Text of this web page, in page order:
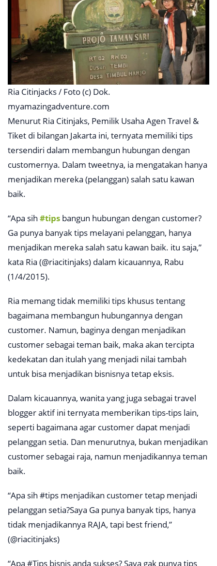
Ria Citinjacks / Foto (c) Dok.
myamazingadventure.com
Menurut Ria Citinjaks, Pemilik Usaha Agen Travel &
Tiket di bilangan Jakarta ini, ternyata memiliki tips
tersendiri dalam membangun hubungan dengan
customernya. Dalam tweetnya, ia mengatakan hanya
menjadikan mereka (pelanggan) salah satu kawan
baik.
“Apa sih #tips bangun hubungan dengan customer?
Ga punya banyak tips melayani pelanggan, hanya
menjadikan mereka salah satu kawan baik. itu saja,”
kata Ria (@riacitinjaks) dalam kicauannya, Rabu
(1/4/2015).
Ria memang tidak memiliki tips khusus tentang
bagaimana membangun hubungannya dengan
customer. Namun, baginya dengan menjadikan
customer sebagai teman baik, maka akan tercipta
kedekatan dan itulah yang menjadi nilai tambah
untuk bisa menjadikan bisnisnya tetap eksis.
Dalam kicauannya, wanita yang juga sebagai travel
blogger aktif ini ternyata memberikan tips-tips lain,
seperti bagaimana agar customer dapat menjadi
pelanggan setia. Dan menurutnya, bukan menjadikan
customer sebagai raja, namun menjadikannya teman
baik.
“Apa sih #tips menjadikan customer tetap menjadi
pelanggan setia?Saya Ga punya banyak tips, hanya
tidak menjadikannya RAJA, tapi best friend,”
(@riacitinjaks)
“Apa #Tips bisnis anda sukses? Saya gak punya tips